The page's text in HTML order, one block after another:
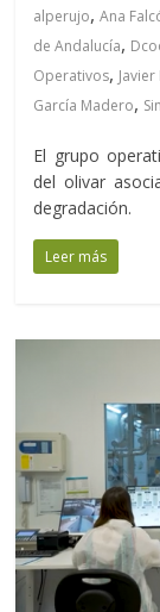
alperujo,Ana
de Andalucía,
Operativos,
García Madero,
El grupo
del olivar
degradación.
Leer más